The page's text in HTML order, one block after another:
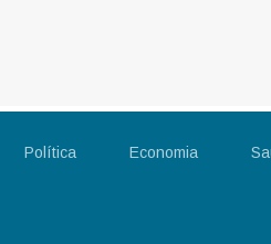
Política Economia